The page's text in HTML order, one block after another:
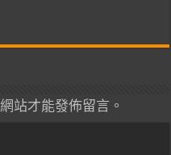
網站才能發佈留言。